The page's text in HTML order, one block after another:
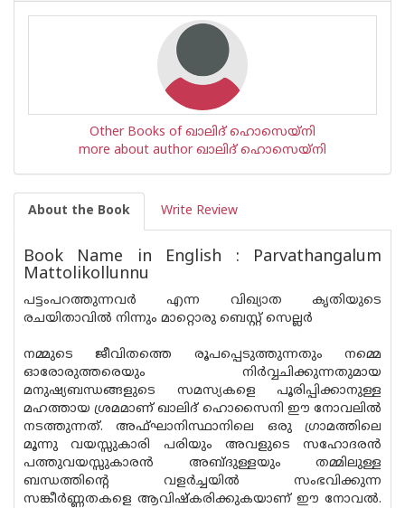
Other Books of ഖാലിദ് ഹൊസെയ്‌നി
more about author ഖാലിദ് ഹൊസെയ്‌നി
About the Book Write Review
Book Name in English : Parvathangalum
Mattolikollunnu
പട്ടംപറത്തുന്നവര്‍ എന്ന വിഖ്യാത കൃതിയുടെ
രചയിതാവില്‍ നിന്നും മാറ്റൊരു ബെസ്റ്റ് സെല്ലര്‍
നമ്മുടെ ജീവിതത്തെ രൂപപ്പെടുത്തുന്നതും നമ്മെ
ഓരോരുത്തരെയും നിര്‍വ്വചിക്കുന്നതുമായ
മനുഷ്യബന്ധങ്ങളുടെ സമസ്യകളെ പൂരിപ്പിക്കാനുള്ള
മഹത്തായ ശ്രമമാണ് ഖാലിദ് ഹൊസൈനി ഈ നോവലില്‍
നടത്തുന്നത്. അഫ്ഘാനിസ്ഥാനിലെ ഒരു ഗ്രാമത്തിലെ
മൂന്നു വയസ്സുകാരി പരിയും അവളുടെ സഹോദരന്‍
പത്തുവയസ്സുകാരന്‍ അബ്ദുള്ളയും തമ്മിലുള്ള
ബന്ധത്തിന്റെ വളര്‍ച്ചയില്‍ സംഭവിക്കുന്ന
സങ്കീര്‍ണ്ണതകളെ ആവിഷ്‌കരിക്കുകയാണ് ഈ നോവല്‍.